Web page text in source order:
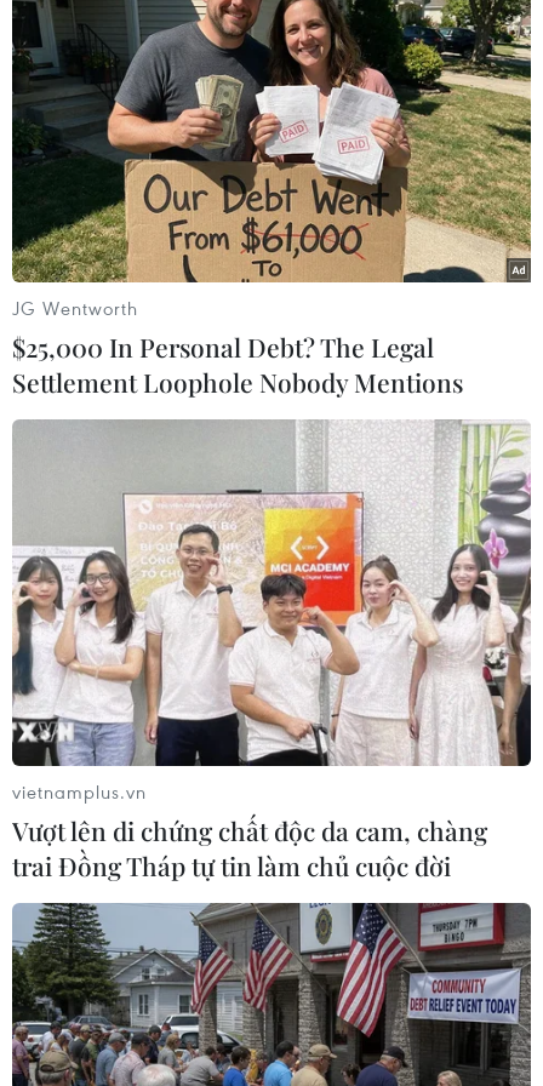
Thương vụ Sứ quán Việt Nam tại Italy làm việc với Lãnh sự
danh dự Việt Nam tại Napoli. (Ảnh: TTXVN/phát)
container hạt điều của Việt Nam cập cảng,
người mua đã trả phí cảng và nộp bộ chứng từ
gốc để đòi nhận những container này.
Hãng vận tải cho hay, theo Luật thương mại
quốc tế hãng phải giao hàng cho người nhận có
bộ chứng từ gốc để tránh bị kiện. Trước tình
hình đó, Thương vụ đã giải thích về việc doanh
nghiệp xuất khẩu Việt Nam bị lừa do chưa nhận
được tiền mà người mua đã lấy được bộ chứng
từ gốc theo một cách nào đó ở bên Italy.
Đặc biệt, Tham tán thương mại Việt Nam tại
Italy đã trực tiếp đến nhanh để ngăn chặn vụ
việc trên. Hãng tàu COSCO đã tin tưởng Thương
vụ Đại sứ quán Việt Nam tại Italy và tham vấn
với các luật sư nên đồng ý dừng ngay việc giao
lô hàng cho người mua.
Đại sứ quán Việt Nam tại Italy đã gửi Công hàm
tới các Bộ Ngoại giao, Bộ Kinh Tài, Bộ Kinh tế
phát triển, các cơ quan cảng biển, hải quan,
cảnh sát kinh tài, phòng thương mại khu vực,
JG Wentworth
$25,000 In Personal Debt? The Legal
Settlement Loophole Nobody Mentions
vietnamplus.vn
Vượt lên di chứng chất độc da cam, chàng
trai Đồng Tháp tự tin làm chủ cuộc đời